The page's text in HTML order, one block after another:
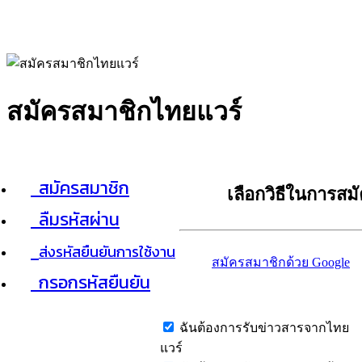
สมัครสมาชิกไทยแวร์
สมัครสมาชิก
ลืมรหัสผ่าน
ส่งรหัสยืนยันการใช้งาน
กรอกรหัสยืนยัน
เลือกวิธีในการส
สมัครสมาชิกด้วย Google
ฉันต้องการรับข่าวสารจากไทย
แวร์